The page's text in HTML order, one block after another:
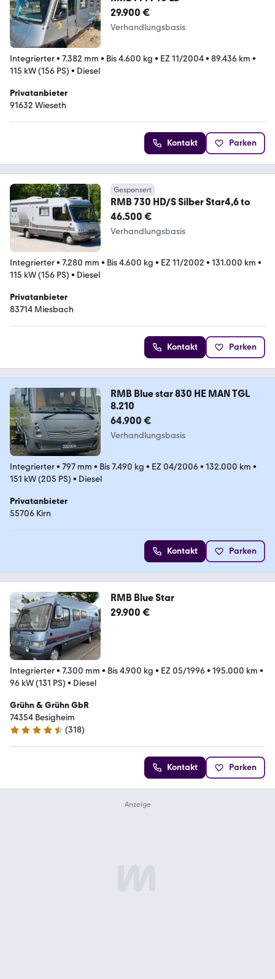
29.900 €
Verhandlungsbasis
Integrierter• 7.382 mm • Bis 4.600 kg • EZ 11/2004• 89.436 km •
115 kW (156 PS) • Diesel
Privatanbieter
91632 Wieseth
Kontakt Parken
Gesponsert
RMB 730 HD/S Silber Star4,6 to
46.500 €
Verhandlungsbasis
Integrierter• 7.280 mm • Bis 4.600 kg • EZ 11/2002 • 131.000 km •
115 kW (156 PS) • Diesel
Privatanbieter
83714 Miesbach
Kontakt Parken
RMB Blue star 830 HE MAN TGL
8.210
64.900 €
Verhandlungsbasis
Integrierter• 797 mm • Bis 7.490 kg • EZ 04/2006• 132.000 km •
151 kW (205 PS) • Diesel
Privatanbieter
55706 Kirn
Kontakt Parken
RMB Blue Star
29.900 €
Integrierter• 7.300 mm • Bis 4.900 kg • EZ 05/1996• 195.000 km •
96 kW (131 PS) • Diesel
Grühn & Grühn GbR
74354 Besigheim
4.6 Sterne
(318)
Kontakt Parken